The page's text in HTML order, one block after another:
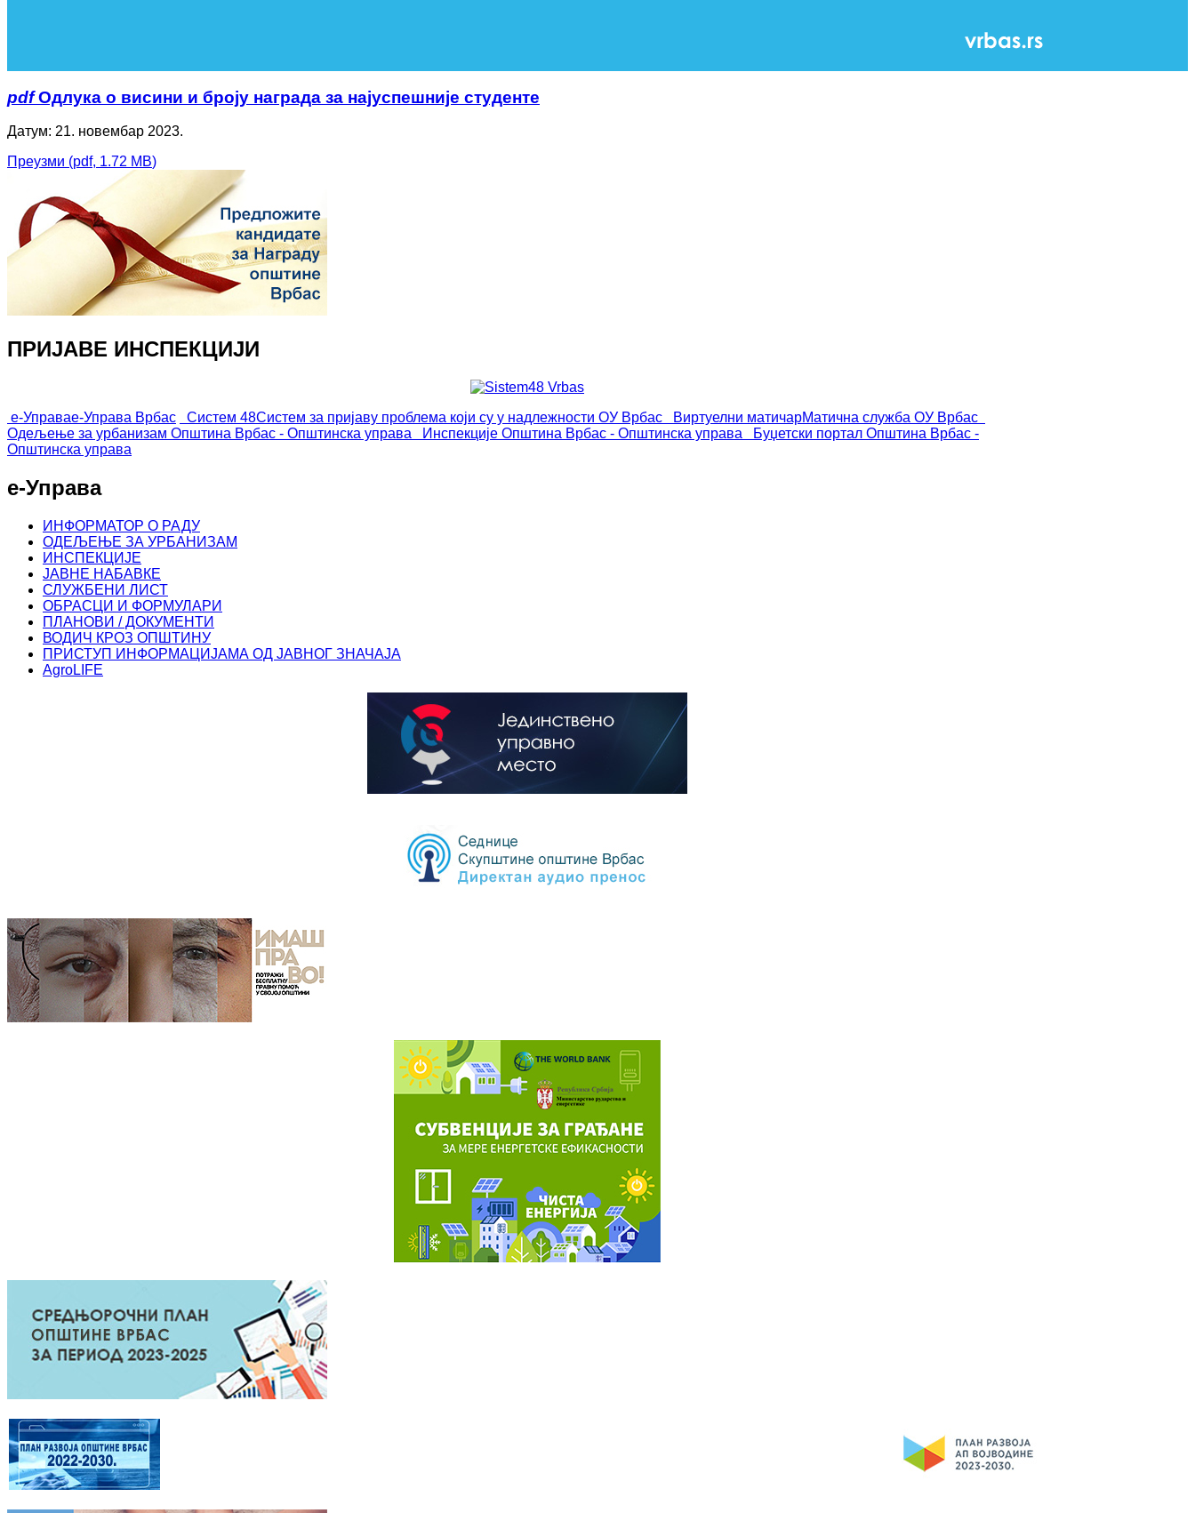
pdf Одлука о висини и броју награда за најуспешније студенте
Датум: 21. новембар 2023.
Преузми (pdf, 1.72 MB)
ПРИЈАВЕ ИНСПЕКЦИЈИ
е-Управае-Управа Врбас Систем 48Систем за пријаву проблема који су у надлежности ОУ Врбас Виртуелни матичарМатична служба ОУ Врбас
Одељење за урбанизам Општина Врбас - Општинска управа Инспекције Општина Врбас - Општинска управа Буџетски портал Општина Врбас -
Општинска управа
е-Управа
ИНФОРМАТОР О РАДУ
ОДЕЉЕЊЕ ЗА УРБАНИЗАМ
ИНСПЕКЦИЈЕ
ЈАВНЕ НАБАВКЕ
СЛУЖБЕНИ ЛИСТ
ОБРАСЦИ И ФОРМУЛАРИ
ПЛАНОВИ / ДОКУМЕНТИ
ВОДИЧ КРОЗ ОПШТИНУ
ПРИСТУП ИНФОРМАЦИЈАМА ОД ЈАВНОГ ЗНАЧАЈА
AgroLIFE